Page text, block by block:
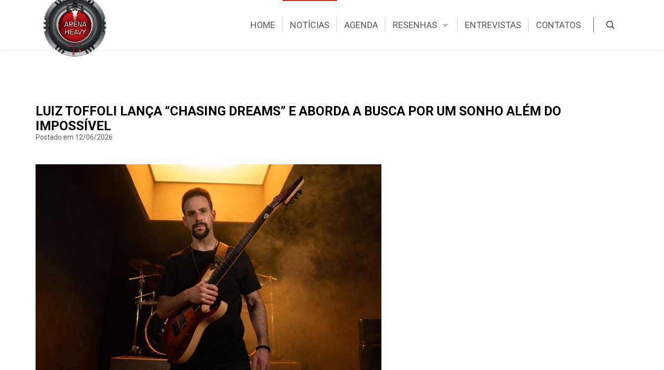
HOME NOTÍCIAS AGENDA RESENHAS ENTREVISTAS CONTATOS
LUIZ TOFFOLI LANÇA “CHASING DREAMS” E ABORDA A BUSCA POR UM SONHO ALÉM DO
IMPOSSÍVEL
Postado em 12/06/2026